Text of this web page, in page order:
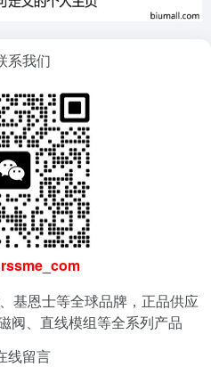
系我们
rssme_com
基恩士等全球品牌，正品供应
阀、直线模组等全系列产品
线留言